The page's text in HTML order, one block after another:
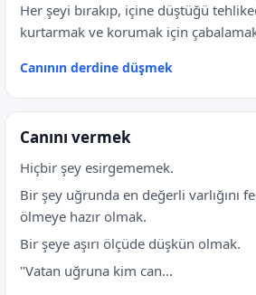
Her şeyi bırakıp, içine düştüğü
kurtarmak ve korumak için
Canının derdine düşmek
Canını vermek
Hiçbir şey esirgememek.
Bir şey uğrunda en değerli varlığını
ölmeye hazır olmak.
Bir şeye aşırı ölçüde düşkün olmak.
"Vatan uğruna kim can...